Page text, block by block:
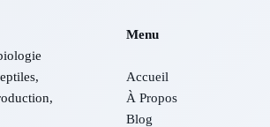
Menu
Accueil
À Propos
Blog